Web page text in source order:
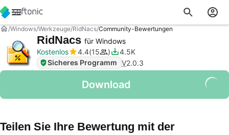
Windows Werkzeuge RidNacs Community-Bewertungen
RidNacs für Windows
Kostenlos
4.4 15
4.5K
Sicheres Programm V2.0.3
Download
Teilen Sie Ihre Bewertung mit der